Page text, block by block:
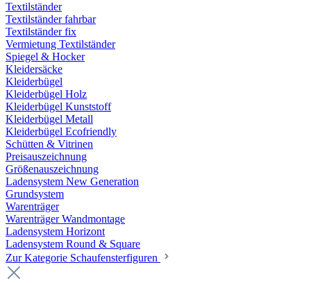
Textilständer
Textilständer fahrbar
Textilständer fix
Vermietung Textilständer
Spiegel & Hocker
Kleidersäcke
Kleiderbügel
Kleiderbügel Holz
Kleiderbügel Kunststoff
Kleiderbügel Metall
Kleiderbügel Ecofriendly
Schütten & Vitrinen
Preisauszeichnung
Größenauszeichnung
Ladensystem New Generation
Grundsystem
Warenträger
Warenträger Wandmontage
Ladensystem Horizont
Ladensystem Round & Square
Zur Kategorie Schaufenster­figuren